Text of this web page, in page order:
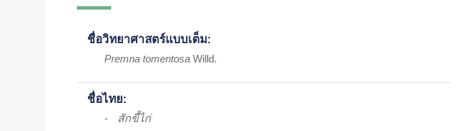
ชื่อวิทยาศาสตร์แบบเต็ม:
Premna tomentosa Willd.
ชื่อไทย:
- สักขี้ไก่